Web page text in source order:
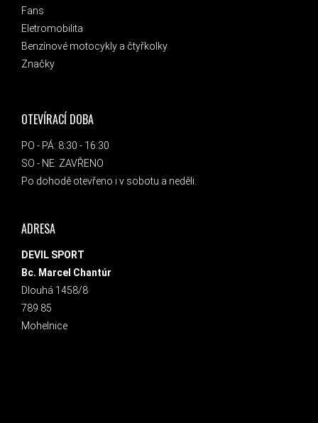
Fans
Eletromobilita
Benzínové motocykly a čtyřkolky
Značky
OTEVÍRACÍ DOBA
PO - PÁ: 8:30 - 16:30
SO - NE: ZAVŘENO
Po dohodě otevřeno i v sobotu a neděli.
ADRESA
DEVIL SPORT
Bc. Marcel Chantúr
Dlouhá 1458/8
789 85
Mohelnice